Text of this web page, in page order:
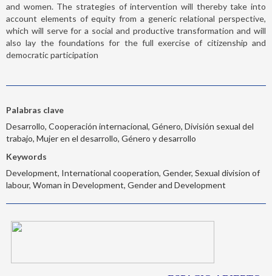
and women. The strategies of intervention will thereby take into
account elements of equity from a generic relational perspective,
which will serve for a social and productive transformation and will
also lay the foundations for the full exercise of citizenship and
democratic participation
Palabras clave
Desarrollo, Cooperación internacional, Género, División sexual del
trabajo, Mujer en el desarrollo, Género y desarrollo
Keywords
Development, International cooperation, Gender, Sexual division of
labour, Woman in Development, Gender and Development